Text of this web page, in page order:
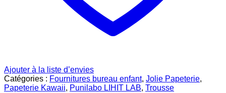
Ajouter à la liste d’envies
Catégories : Fournitures bureau enfant, Jolie Papeterie,
Papeterie Kawaii, Punilabo LIHIT LAB, Trousse